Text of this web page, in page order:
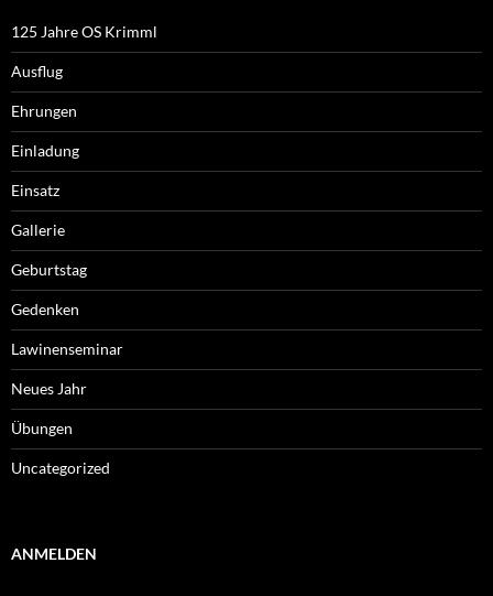
125 Jahre OS Krimml
Ausflug
Ehrungen
Einladung
Einsatz
Gallerie
Geburtstag
Gedenken
Lawinenseminar
Neues Jahr
Übungen
Uncategorized
ANMELDEN